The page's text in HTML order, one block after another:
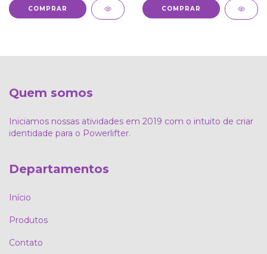
COMPRAR COMPRAR
Quem somos
Iniciamos nossas atividades em 2019 com o intuito de criar
identidade para o Powerlifter.
Departamentos
Início
Produtos
Contato